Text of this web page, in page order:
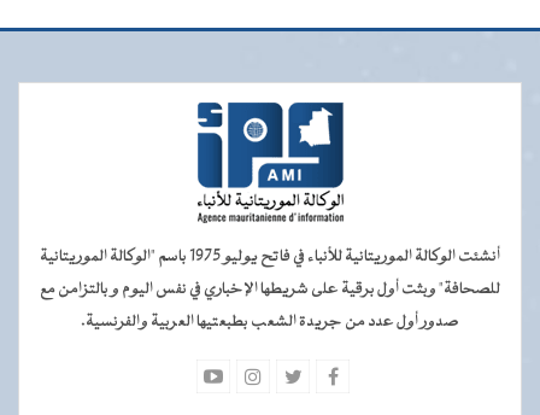
أنشئت الوكالة الموريتانية للأنباء في فاتح يوليو 1975 باسم "الوكالة الموريتانية
للصحافة" وبثت أول برقية على شريطها الإخباري في نفس اليوم و بالتزامن مع
صدور أول عدد من جريدة الشعب بطبعتيها العربية والفرنسية.